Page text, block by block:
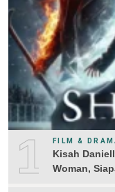
1 FILM &
Kisah
Woman,